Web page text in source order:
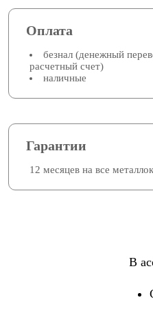
Оплата
безнал (денежный
расчетный счет)
наличные
Гарантии
12 месяцев на все
В